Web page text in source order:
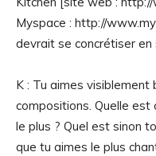
Myspace : http://
devrait se concrétiser en
K : Tu aimes visiblement
compositions. Quelle
le plus ? Quel est sinon
que tu aimes le plus